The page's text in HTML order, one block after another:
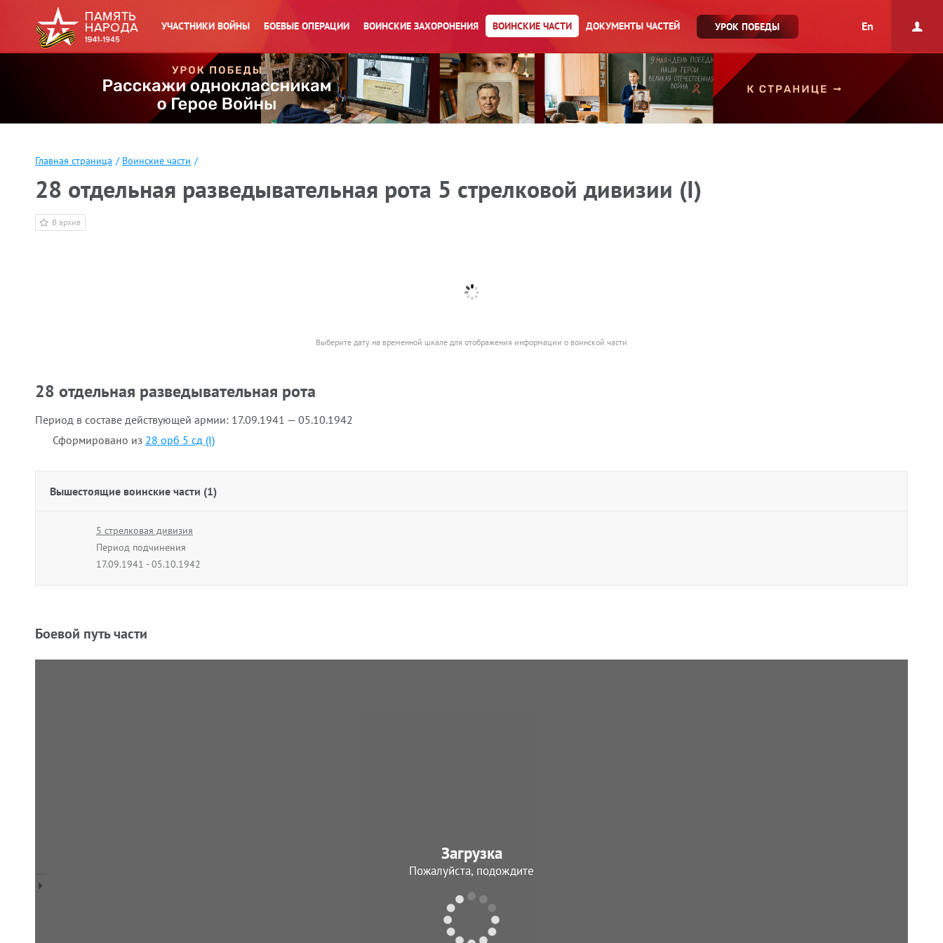
УЧАСТНИКИ ВОЙНЫ БОЕВЫЕ ОПЕРАЦИИ ВОИНСКИЕ ЗАХОРОНЕНИЯ ВОИНСКИЕ ЧАСТИ ДОКУМЕНТЫ ЧАСТЕЙ УРОК ПОБЕДЫ En
Главная страница / Воинские части /
28 отдельная разведывательная рота 5 стрелковой дивизии (I)
В архив
Выберите дату на временной шкале для отображения информации о воинской части
28 отдельная разведывательная рота
Период в составе действующей армии: 17.09.1941 — 05.10.1942
Сформировано из 28 орб 5 сд (I)
Вышестоящие воинские части (1)
5 стрелковая дивизия
Период подчинения
17.09.1941 - 05.10.1942
Боевой путь части
Загрузка
Пожалуйста, подождите